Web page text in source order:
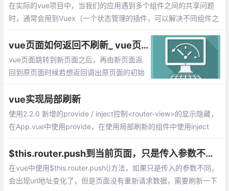
在实际的vue项目中，当我们的应用遇到多个组件之间的共享问题
时，通常会用到Vuex（一个状态管理的插件，可以解决不同组件之
题。
vue页面如何返回不刷新_ vue页面撤退不能返回到顶部的实现
vue页面跳转到新页面之后，再由新页面返
回到原页面时候若想返回调出原页面的初始
x存储滚动状态，2、使用缓存keepAlive的
实现
vue实现局部刷新
使用2.2.0 新增的provide / inject控制<router-view>的显示隐藏，
在App.vue中使用provide，在使用局部刷新的组件中使用inject
$this.router.push到当前页面，只是传入参数不同，页面不刷新的问题解决
在vue中使用$this.router.push()方法，如果只是传入的参数不同，
会出现url地址变化了，但是页面没有重新请求数据，需要刷新一下